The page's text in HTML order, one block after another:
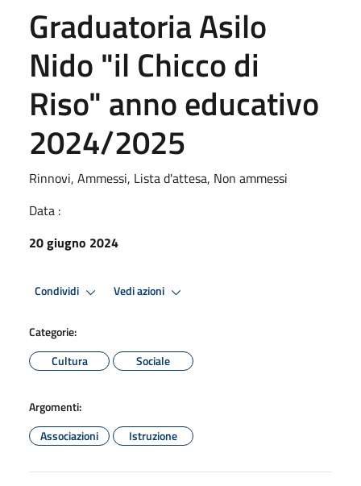
Graduatoria Asilo
Nido "il Chicco di
Riso" anno educativo
2024/2025
Rinnovi, Ammessi, Lista d'attesa, Non ammessi
Data :
20 giugno 2024
Condividi Vedi azioni
Categorie:
Cultura
Sociale
Argomenti:
Associazioni
Istruzione